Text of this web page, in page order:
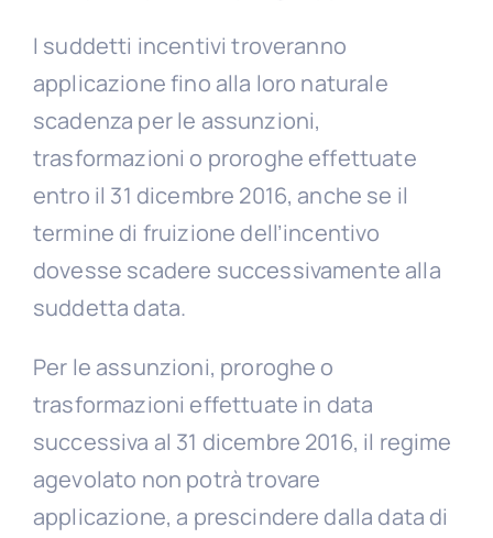
I suddetti incentivi troveranno
applicazione fino alla loro naturale
scadenza per le assunzioni,
trasformazioni o proroghe effettuate
entro il 31 dicembre 2016, anche se il
termine di fruizione dell’incentivo
dovesse scadere successivamente alla
suddetta data.
Per le assunzioni, proroghe o
trasformazioni effettuate in data
successiva al 31 dicembre 2016, il regime
agevolato non potrà trovare
applicazione, a prescindere dalla data di